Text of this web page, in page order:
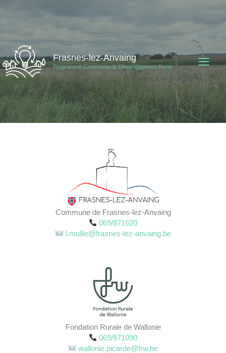
Frasnes-lez-Anvaing
Programme Communal de Développement Rural
Commune de Frasnes-lez-Anvaing
069/871620
l.mullie@frasnes-lez-anvaing.be
Fondation Rurale de Wallonie
069/871090
wallonie.picarde@frw.be